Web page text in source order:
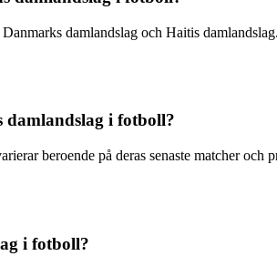
damlandslag och Haitis
damlandslag i fotboll?
beroende på deras senaste matcher
i fotboll?